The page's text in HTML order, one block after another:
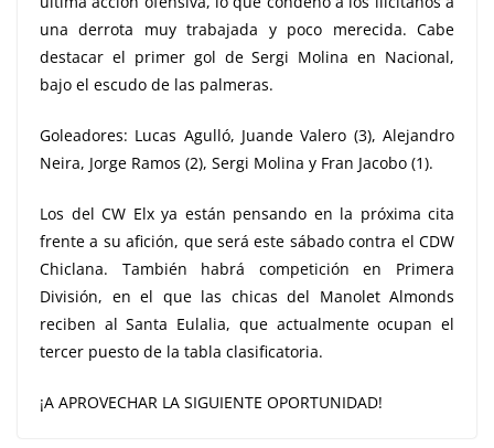
una derrota muy trabajada y poco merecida. Cabe
destacar el primer gol de Sergi Molina en Nacional,
bajo el escudo de las palmeras.
Goleadores: Lucas Agulló, Juande Valero (3), Alejandro
Neira, Jorge Ramos (2), Sergi Molina y Fran Jacobo (1).
Los del CW Elx ya están pensando en la próxima cita
frente a su afición, que será este sábado contra el CDW
Chiclana. También habrá competición en Primera
División, en el que las chicas del Manolet Almonds
reciben al Santa Eulalia, que actualmente ocupan el
tercer puesto de la tabla clasificatoria.
¡A APROVECHAR LA SIGUIENTE OPORTUNIDAD!